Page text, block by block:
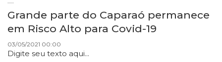
Grande parte do Caparaó permanece
em Risco Alto para Covid-19
03/05/2021 00:00
Digite seu texto aqui...